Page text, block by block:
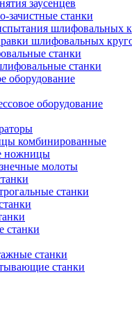
заусенцев
зачистные станки
шлифовальных
шлифовальных
станки
станки
оборудование
оборудование
комбинированные
ножницы
молоты
станки
станки
станки
станки